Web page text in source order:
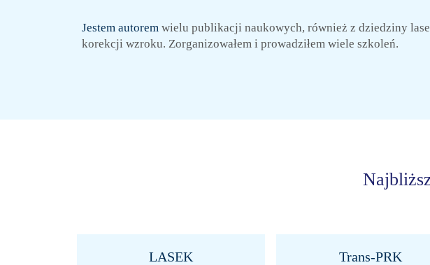
Jestem autorem wielu publikacji naukowych, również z dziedziny
korekcji wzroku. Zorganizowałem i prowadziłem wiele szkoleń.
LASEK Trans-PRK